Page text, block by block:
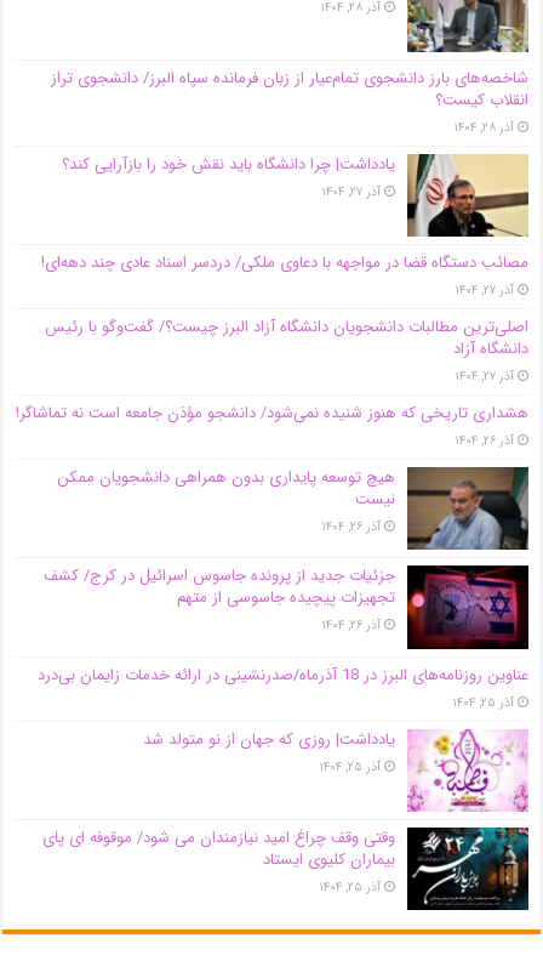
آذر ۲۸, ۱۴۰۴
شاخصه‌های بارز دانشجوی تمام‌عیار از زبان فرمانده سپاه البرز/ دانشجوی تراز
انقلاب کیست؟
آذر ۲۸, ۱۴۰۴
یادداشت| چرا دانشگاه باید نقش خود را بازآرایی کند؟
آذر ۲۷, ۱۴۰۴
مصائب دستگاه قضا در مواجهه با دعاوی ملکی/ دردسر اسناد عادی چند‌ دهه‌ای!
آذر ۲۷, ۱۴۰۴
اصلی‌ترین مطالبات دانشجویان دانشگاه آزاد البرز چیست؟/ گفت‌وگو با رئیس
دانشگاه آز‌اد
آذر ۲۷, ۱۴۰۴
هشداری تاریخی که هنوز شنیده نمی‌شود/ دانشجو مؤذن جامعه است نه تماشاگر!
آذر ۲۶, ۱۴۰۴
هیچ توسعه پایداری بدون همراهی دانشجویان ممکن
نیست
آذر ۲۶, ۱۴۰۴
جزئیات جدید از پرونده جاسوس اسرائیل در کرج/‌ کشف
تجهیزات پیچیده جاسوسی از متهم
آذر ۲۶, ۱۴۰۴
عناوین روزنامه‌های البرز در ‌18 آذرماه/صدرنشینی در ارائه خدمات زایمان بی‌درد
آذر ۲۵, ۱۴۰۴
یادداشت| روزی که جهان از نو متولد شد
آذر ۲۵, ۱۴۰۴
وقتی وقف چراغ امید نیازمندان می شود/ موقوفه ای پای
بیماران کلیوی ایستاد
آذر ۲۵, ۱۴۰۴